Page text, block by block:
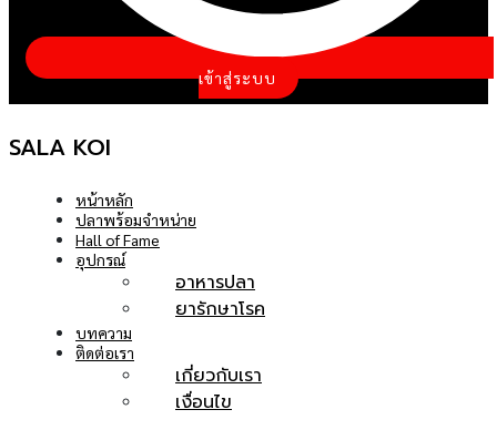
เข้าสู่ระบบ
SALA KOI
หน้าหลัก
ปลาพร้อมจำหน่าย
Hall of Fame
อุปกรณ์
อาหารปลา
ยารักษาโรค
บทความ
ติดต่อเรา
เกี่ยวกับเรา
เงื่อนไข